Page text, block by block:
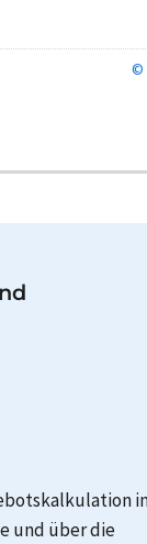
©
und über die